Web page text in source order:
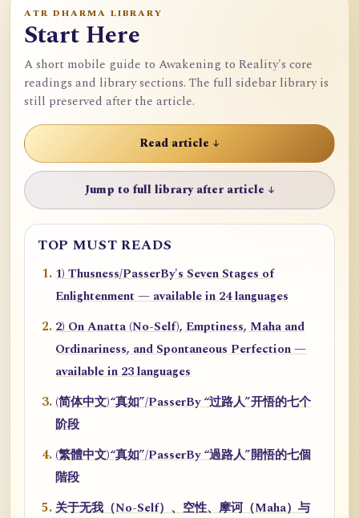
ATR DHARMA LIBRARY
Start Here
A short mobile guide to Awakening to Reality's core
readings and library sections. The full sidebar library is
still preserved after the article.
Read article ↓
Jump to full library after article ↓
TOP MUST READS
1) Thusness/PasserBy's Seven Stages of
Enlightenment — available in 24 languages
2) On Anatta (No-Self), Emptiness, Maha and
Ordinariness, and Spontaneous Perfection —
available in 23 languages
(简体中文)“真如”/PasserBy “过路人”开悟的七个
阶段
(繁體中文)“真如”/PasserBy “過路人”開悟的七個
階段
关于无我（No-Self）、空性、摩诃（Maha）与